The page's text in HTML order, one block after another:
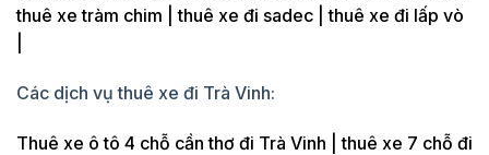
thuê xe tràm chim | thuê xe đi sadec | thuê xe đi lấp vò
Các dịch vụ thuê xe đi Trà Vinh:
Thuê xe ô tô 4 chỗ cần thơ đi Trà Vinh | thuê xe 7 chỗ đi